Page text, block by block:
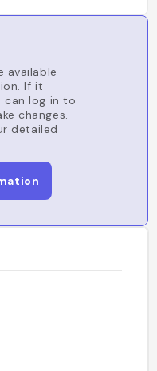
available
If it
can log in to
changes.
detailed